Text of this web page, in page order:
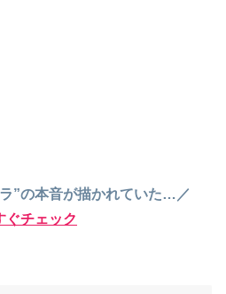
”の本音が描かれていた…／
ぐチェック